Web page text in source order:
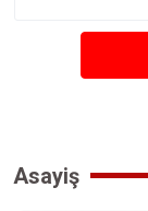
Asayiş